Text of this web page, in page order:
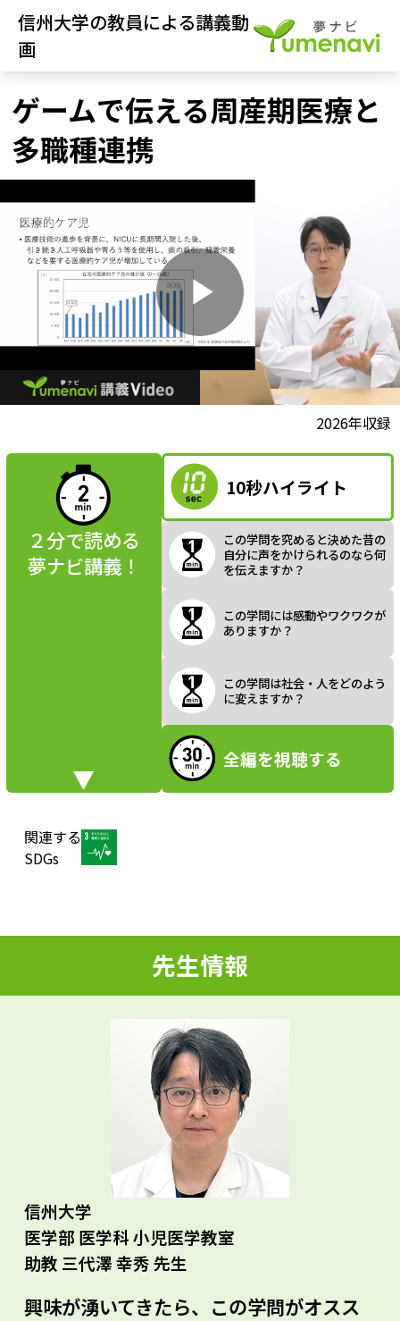
信州大学の教員による講義動
画
ゲームで伝える周産期医療と
多職種連携
P
a
y
V
i
e
o
2026年収録
２分で読める
夢ナビ講義！
10秒ハイライト
この学問を究めると決めた昔の
自分に声をかけられるのなら何
を伝えますか？
この学問には感動やワクワクが
ありますか？
この学問は社会・人をどのよう
に変えますか？
全編を視聴する
関連する
SDGs
先生情報
信州大学
医学部 医学科 小児医学教室
助教 三代澤 幸秀 先生
興味が湧いてきたら、この学問がオスス